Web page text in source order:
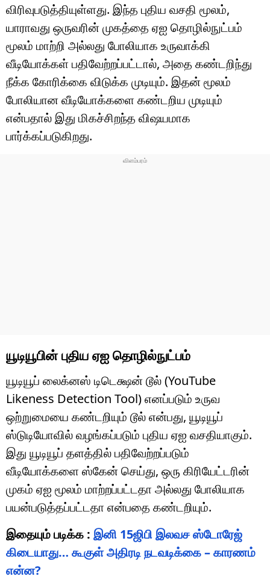
விரிவுபடுத்தியுள்ளது. இந்த புதிய வசதி மூலம்,
யாராவது ஒருவரின் முகத்தை ஏஐ தொழில்நுட்பம்
மூலம் மாற்றி அல்லது போலியாக உருவாக்கி
வீடியோக்கள் பதிவேற்றப்பட்டால், அதை கண்டறிந்து
நீக்க கோரிக்கை விடுக்க முடியும். இதன் மூலம்
போலியான வீடியோக்களை கண்டறிய முடியும்
என்பதால் இது மிகச்சிறந்த விஷயமாக
பார்க்கப்படுகிறது.
யூடியூபின் புதிய ஏஐ தொழில்நுட்பம்
யூடியூப் லைக்னஸ் டிடெக்ஷன் டூல் (YouTube
Likeness Detection Tool) எனப்படும் உருவ
ஒற்றுமையை கண்டறியும் டூல் என்பது, யூடியூப்
ஸ்டுடியோவில் வழங்கப்படும் புதிய ஏஐ வசதியாகும்.
இது யூடியூப் தளத்தில் பதிவேற்றப்படும்
வீடியோக்களை ஸ்கேன் செய்து, ஒரு கிரியேட்டரின்
முகம் ஏஐ மூலம் மாற்றப்பட்டதா அல்லது போலியாக
பயன்படுத்தப்பட்டதா என்பதை கண்டறியும்.
இதையும் படிக்க : இனி 15ஜிபி இலவச ஸ்டோரேஜ்
கிடையாது… கூகுள் அதிரடி நடவடிக்கை – காரணம்
என்ன?